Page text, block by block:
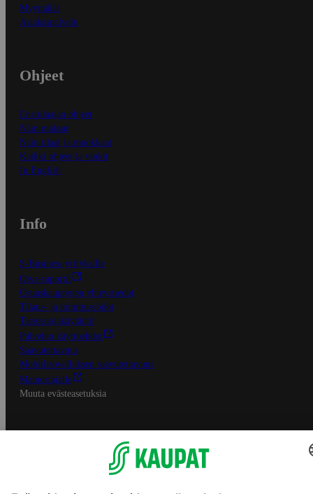
Myymälät
Asiakaspalvelu
Ohjeet
Ensitilaajan ohjeet
Näin maksat
Näin tilaat ja muokkaat
Kaikki ohjeet ja vinkit
In English
Info
S-Business yrityksille
Oiva-raportit
Osuuskauppojen yhteystiedot
Tilaus- ja toimitusehdot
Tietosuojakäytäntö
Palvelun käyttöehdot
Saavutettavuus
Mobiilisovelluksen saavutettavuus
Mainostajalle
Muuta evästeasetuksia
S-ryhmän palvelut